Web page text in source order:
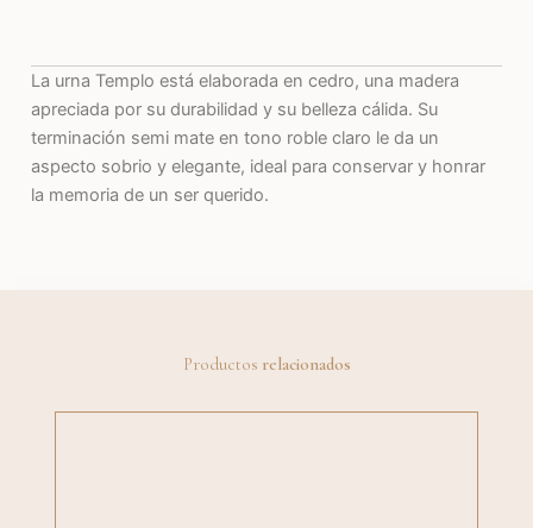
La urna Templo está elaborada en cedro, una madera
apreciada por su durabilidad y su belleza cálida. Su
terminación semi mate en tono roble claro le da un
aspecto sobrio y elegante, ideal para conservar y honrar
la memoria de un ser querido.
Productos relacionados